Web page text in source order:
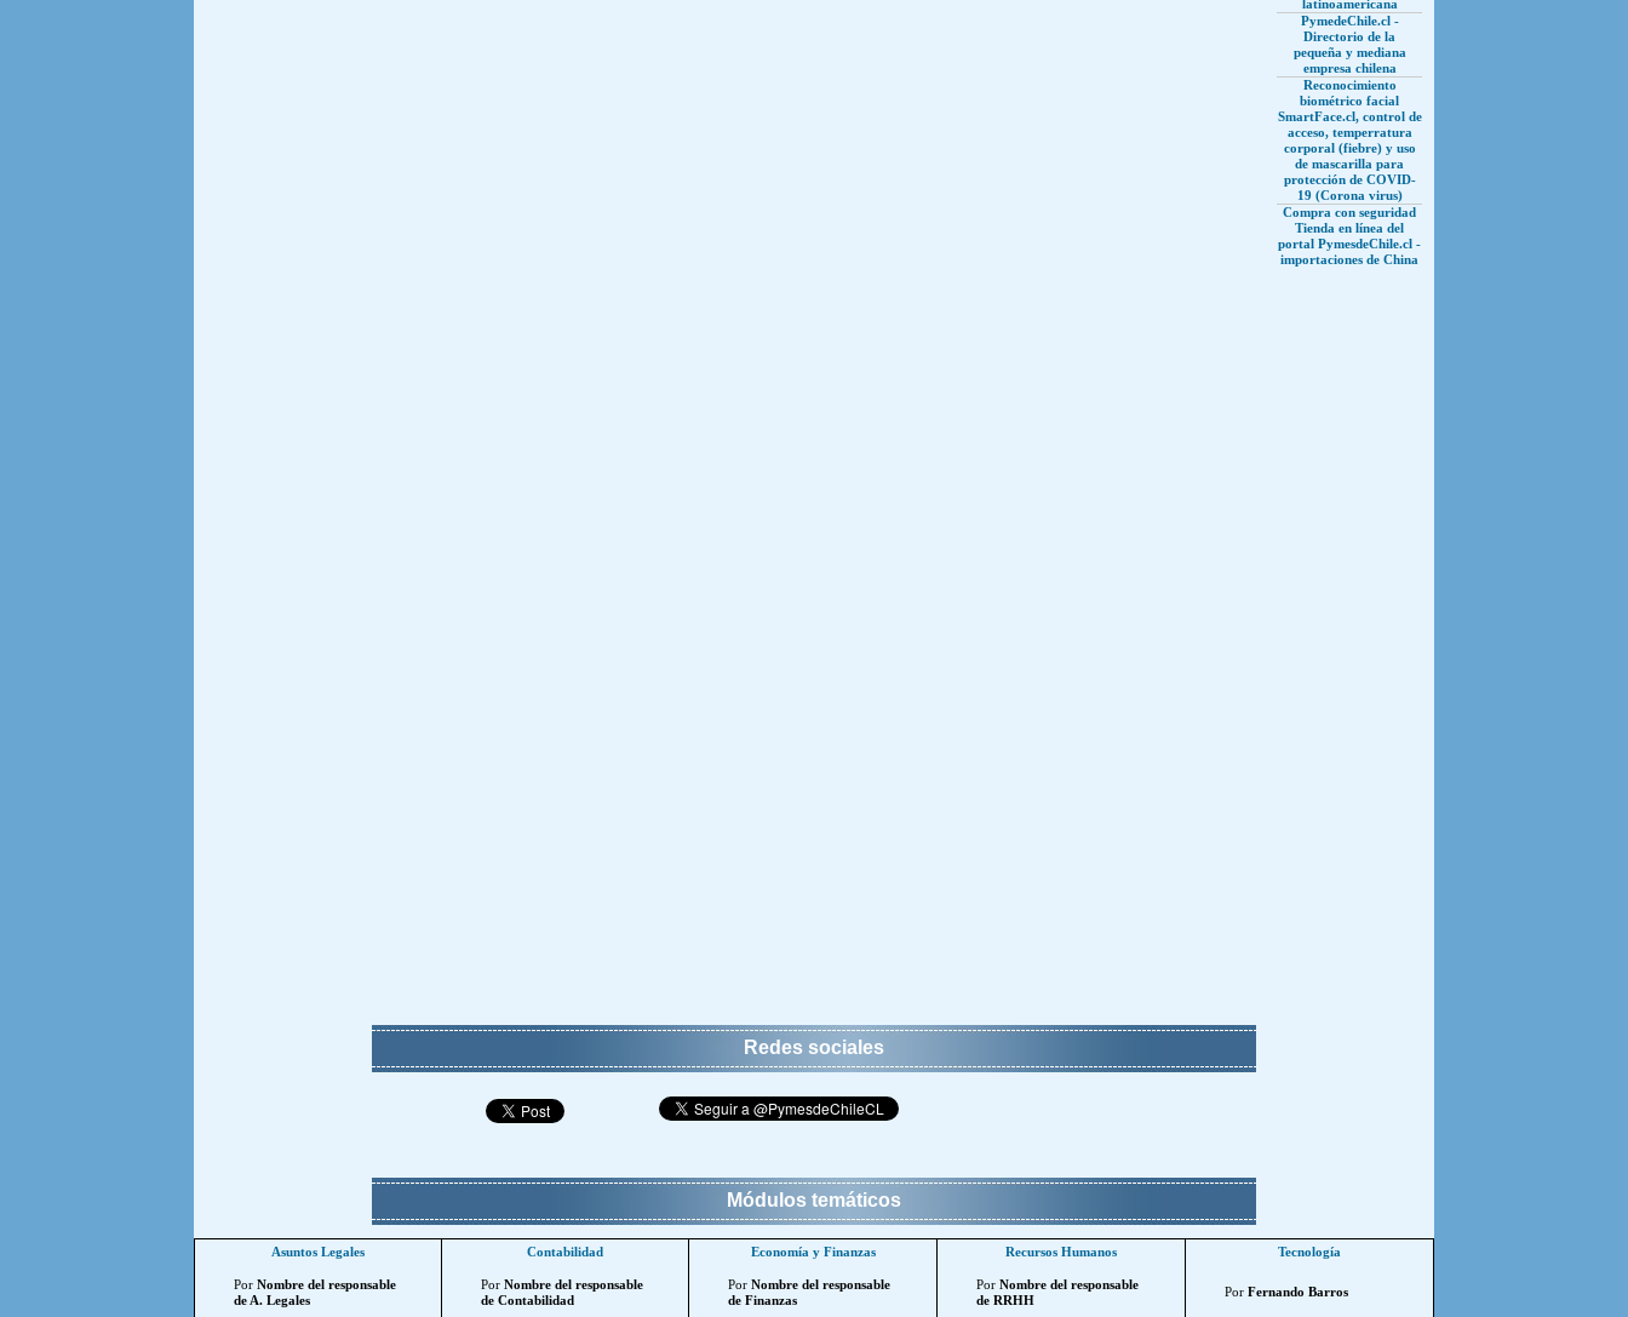
latinoamericana
PymedeChile.cl -
Directorio de la
pequeña y mediana
empresa chilena
Reconocimiento
biométrico facial
SmartFace.cl, control de
acceso, temperratura
corporal (fiebre) y uso
de mascarilla para
protección de COVID-
19 (Corona virus)
Compra con seguridad
Tienda en línea del
portal PymesdeChile.cl -
importaciones de China
Redes sociales
Módulos temáticos
Asuntos Legales
Por Nombre del responsable
de A. Legales
Contabilidad
Por Nombre del responsable
de Contabilidad
Economía y Finanzas
Por Nombre del responsable
de Finanzas
Recursos Humanos
Por Nombre del responsable
de RRHH
Tecnología
Por Fernando Barros